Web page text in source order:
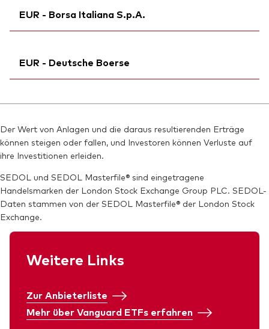
Börsenticker:
VGGF
ISIN:IE000B1A2798
Reuters:VGGF.DE
WKN:A40U3W
Bloomberg:VGGF NA
ISIN:
IE000B1A2798
Reuters:VGGF.AS
EUR - Borsa Italiana S.p.A.
Börsenticker:VGGF
ISIN:IE000B1A2798
Reuters:VGGF.MI
SEDOL:BTCH937
EUR - Deutsche Boerse
Börsenticker:VGGF
ISIN:IE000B1A2798
Reuters:VGGF.DE
SEDOL:BTCH948
Der Wert von Anlagen und die daraus resultierenden Erträge
können steigen oder fallen, und Investoren können Verluste auf
ihre Investitionen erleiden.
SEDOL und SEDOL Masterfile® sind eingetragene
Handelsmarken der London Stock Exchange Group PLC. SEDOL-
Daten stammen von der SEDOL Masterfile® der London Stock
Exchange.
Weitere Links
Zur Anbieterliste
Mehr über Vanguard ETFs erfahren